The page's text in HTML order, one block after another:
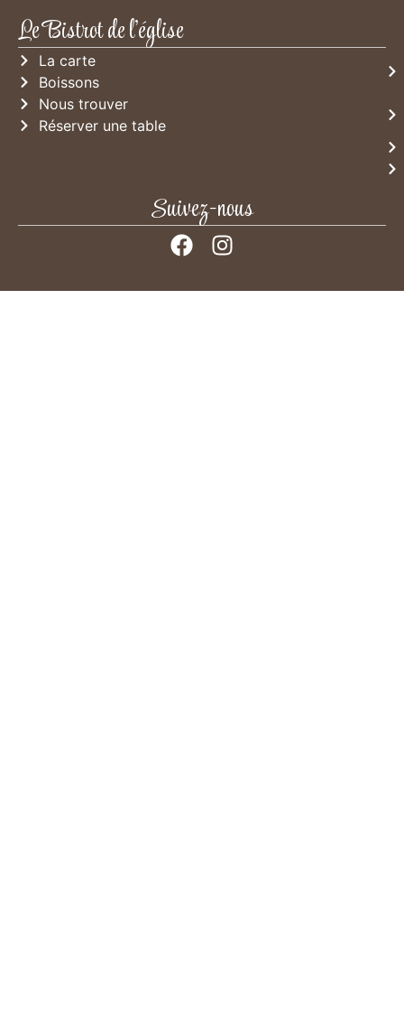
Le Bistrot de l'église
La carte
Boissons
Nous trouver
Réserver une table
Suivez-nous